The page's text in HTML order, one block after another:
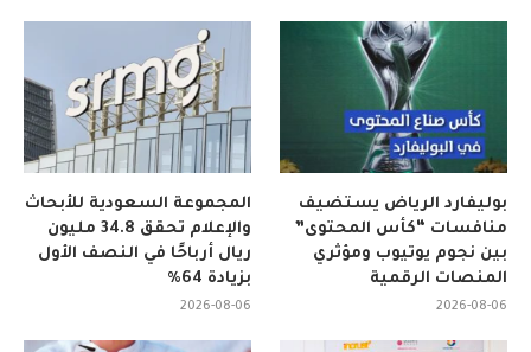
المجموعة السعودية للأبحاث
والإعلام تحقق 34.8 مليون
ريال أرباحًا في النصف الأول
بزيادة 64%
2026-08-06
بوليفارد الرياض يستضيف
منافسات “كأس المحتوى”
بين نجوم يوتيوب ومؤثري
المنصات الرقمية
2026-08-06